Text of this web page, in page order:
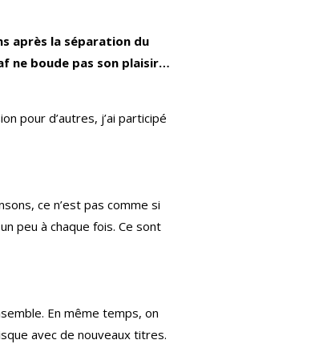
après la séparation du
ne boude pas son plaisir…
pour d’autres, j’ai participé
ce n’est pas comme si
peu à chaque fois. Ce sont
En même temps, on
avec de nouveaux titres.